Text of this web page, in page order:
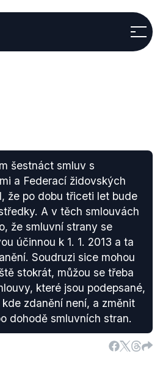
šestnáct smluv s
a Federací židovských
že po dobu třiceti let bude
A v těch smlouvách
že smluvní strany se
účinnou k 1. 1. 2013 a ta
Soudruzi sice mohou
stokrát, můžou se třeba
které jsou podepsané,
zdanění není, a změnit
dohodě smluvních stran.